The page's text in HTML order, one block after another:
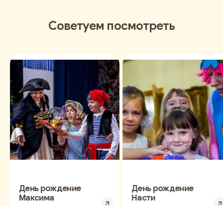
Советуем посмотреть
День рождение
Максима
День рождение
Насти